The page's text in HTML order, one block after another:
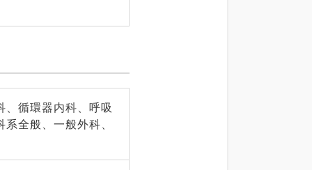
循環器内科、呼吸
全般、一般外科、